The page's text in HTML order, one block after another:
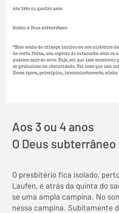
Aos 3 ou 4 anos
O Deus subterrâneo
O presbitério fica isolado,
Laufen, e atrás da quinta do
se uma ampla campina. No
nessa campina. Subitamente